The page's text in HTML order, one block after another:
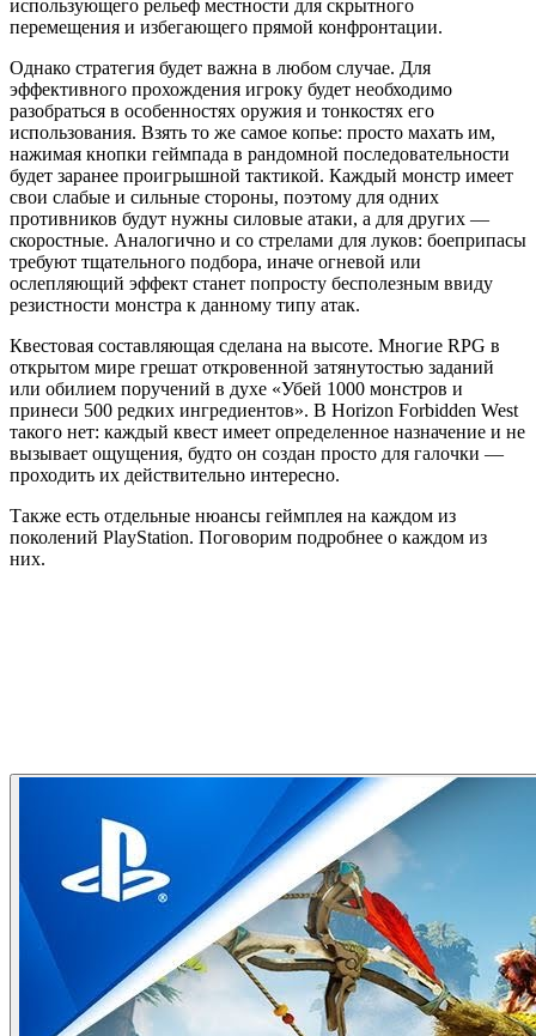
использующего рельеф местности для скрытного
перемещения и избегающего прямой конфронтации.
Однако стратегия будет важна в любом случае. Для
эффективного прохождения игроку будет необходимо
разобраться в особенностях оружия и тонкостях его
использования. Взять то же самое копье: просто махать им,
нажимая кнопки геймпада в рандомной последовательности
будет заранее проигрышной тактикой. Каждый монстр имеет
свои слабые и сильные стороны, поэтому для одних
противников будут нужны силовые атаки, а для других —
скоростные. Аналогично и со стрелами для луков: боеприпасы
требуют тщательного подбора, иначе огневой или
ослепляющий эффект станет попросту бесполезным ввиду
резистности монстра к данному типу атак.
Квестовая составляющая сделана на высоте. Многие RPG в
открытом мире грешат откровенной затянутостью заданий
или обилием поручений в духе «Убей 1000 монстров и
принеси 500 редких ингредиентов». В Horizon Forbidden West
такого нет: каждый квест имеет определенное назначение и не
вызывает ощущения, будто он создан просто для галочки —
проходить их действительно интересно.
Также есть отдельные нюансы геймплея на каждом из
поколений PlayStation. Поговорим подробнее о каждом из
них.